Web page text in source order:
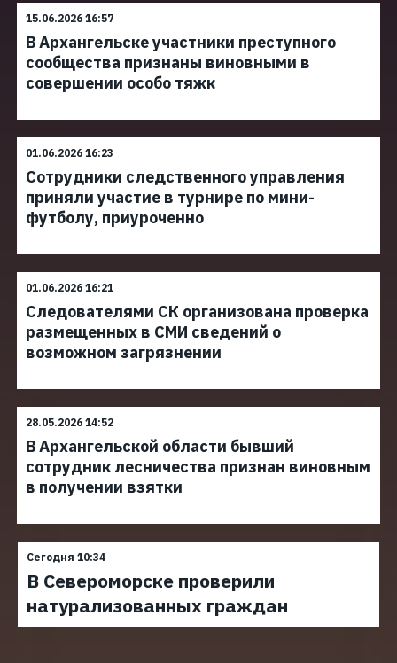
15.06.2026 16:57
В Архангельске участники преступного
сообщества признаны виновными в
совершении особо тяжк
01.06.2026 16:23
Сотрудники следственного управления
приняли участие в турнире по мини-
футболу, приуроченно
01.06.2026 16:21
Следователями СК организована проверка
размещенных в СМИ сведений о
возможном загрязнении
28.05.2026 14:52
В Архангельской области бывший
сотрудник лесничества признан виновным
в получении взятки
Сегодня 10:34
В Североморске проверили
натурализованных граждан